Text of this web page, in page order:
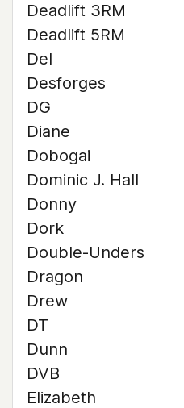
Deadlift 3RM
Deadlift 5RM
Del
Desforges
DG
Diane
Dobogai
Dominic J. Hall
Donny
Dork
Double-Unders
Dragon
Drew
DT
Dunn
DVB
Elizabeth